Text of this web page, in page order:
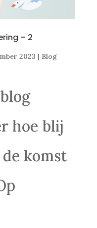
– 2
2023 | Blog
hoe blij
komst